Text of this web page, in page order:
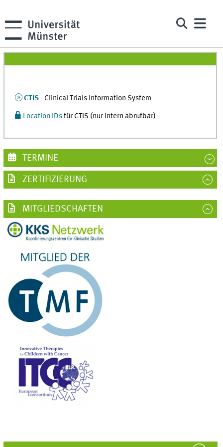
CTIS- Clinical Trials Information System
Location IDsfür CTIS (nur intern abrufbar)
TERMINE
ZERTIFIZIERUNG
MITGLIEDSCHAFTEN